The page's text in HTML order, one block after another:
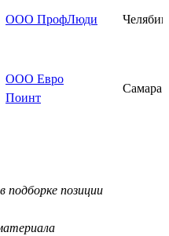
ООО ПрофЛюди
ООО Евро
Поинт
Самара
подборке позиции